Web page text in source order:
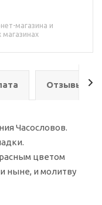
магазина и
магазинах
Отзывы о
Часословов.
цветом
ныне, и молитву